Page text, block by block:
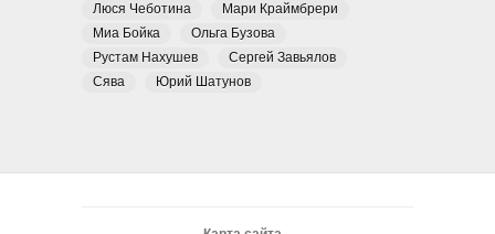
Люся Чеботина
Мари Краймбрери
Миа Бойка
Ольга Бузова
Рустам Нахушев
Сергей Завьялов
Сява
Юрий Шатунов